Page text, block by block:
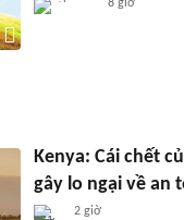
8 giờ
Kenya: Cái chết
gây lo ngại về an
2 giờ